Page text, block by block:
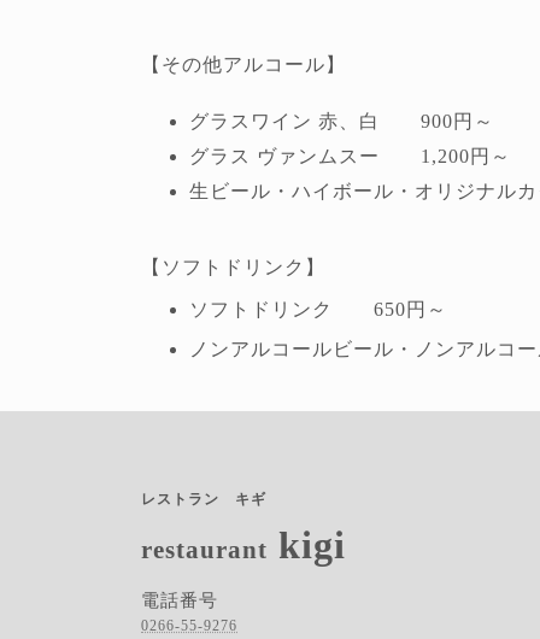
【その他アルコール】
グラスワイン 赤、白 900円～
グラス ヴァンムスー 1,200円～
生ビール・ハイボール・オリジナル
【ソフトドリンク】
ソフトドリンク 650円～
ノンアルコールビール・ノンアルコ
レストラン キギ
restaurant kigi
電話番号
0266-55-9276